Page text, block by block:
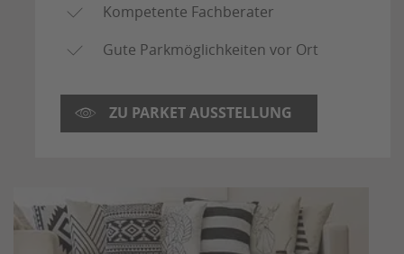
Kompetente Fachberater
Gute Parkmöglichkeiten vor Ort
ZU PARKET AUSSTELLUNG